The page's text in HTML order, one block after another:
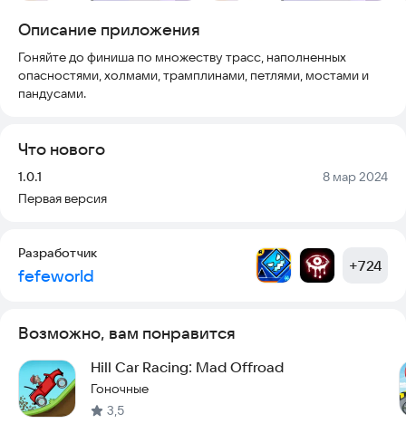
Описание приложения
Гоняйте до финиша по множеству трасс, наполненных
опасностями, холмами, трамплинами, петлями, мостами и
пандусами.
Что нового
Версия:
1.0.1 Дата:
8 мар 2024
Первая версия
Разработчик
fefeworld +724
Возможно, вам понравится
Hill Car Racing: Mad Offroad
Гоночные
3,5